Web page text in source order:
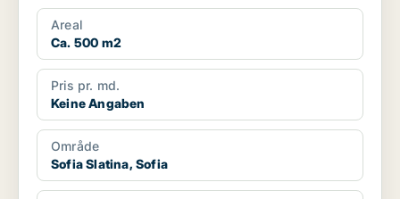
Areal
Ca. 500 m2
Pris pr. md.
Keine Angaben
Område
Sofia Slatina, Sofia